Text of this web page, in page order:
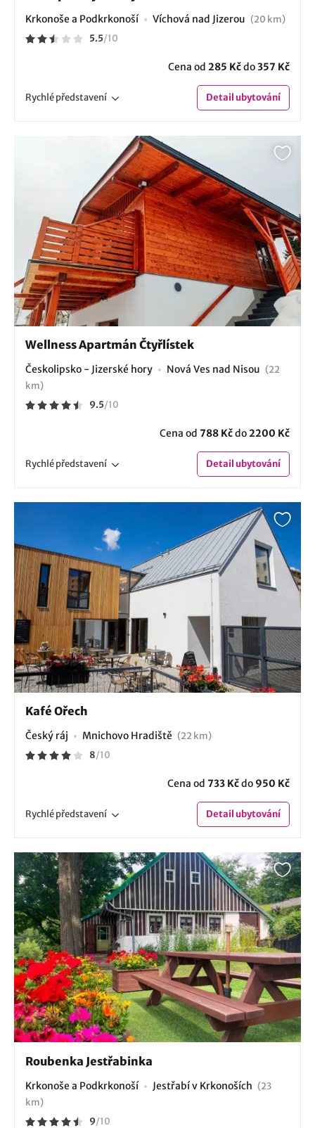
Krkonoše a Podkrkonoší Víchová nad Jizerou (20 km)
5.5/10
Cena od 285 Kčdo357 Kč
Rychlépředstavení Detailubytování
Wellness Apartmán Čtyřlístek
Českolipsko - Jizerské hory Nová Ves nad Nisou (22
km)
9.5/10
Cena od 788 Kčdo2200 Kč
Rychlépředstavení Detailubytování
Kafé Ořech
Český ráj Mnichovo Hradiště (22 km)
8/10
Cena od 733 Kčdo 950 Kč
Rychlépředstavení Detailubytování
Roubenka Jestřabinka
Krkonoše a Podkrkonoší Jestřabí v Krkonoších (23
km)
9/10